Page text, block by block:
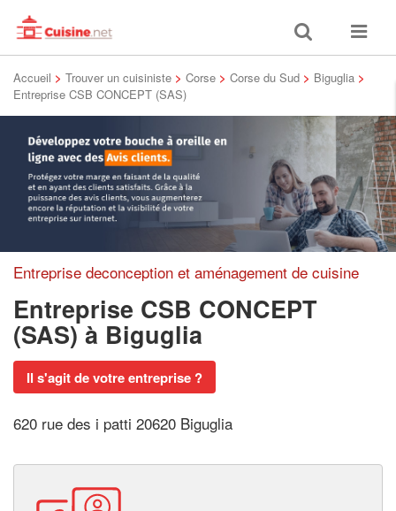
Toggle
search
Toggle
Accueil > Trouver un cuisiniste > Corse > Corse du Sud > Biguglia >
Entreprise CSB CONCEPT (SAS)
Entreprise deconception et aménagement de cuisine
Entreprise CSB CONCEPT
(SAS)à Biguglia
Il s'agit de votre entreprise ?
620 rue des i patti 20620 Biguglia